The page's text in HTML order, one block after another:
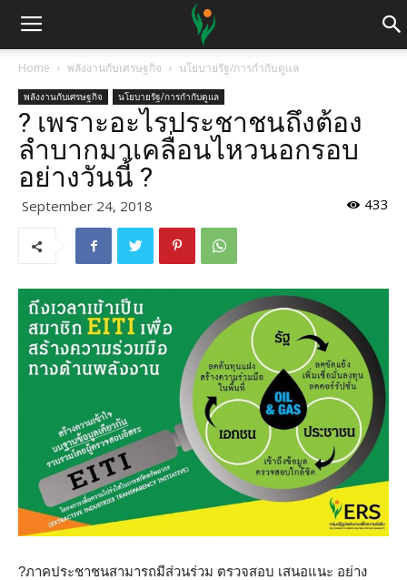
Home พลังงานกับเศรษฐกิจ นโยบายรัฐ/การกำกับดูแล
พลังงานกับเศรษฐกิจ นโยบายรัฐ/การกำกับดูแล
? เพราะอะไรประชาชนถึงต้อง
ลำบากมาเคลื่อนไหวนอกรอบ
อย่างวันนี้ ?
September 24, 2018 433
?️ภาคประชาชนสามารถมีส่วนร่วม ตรวจสอบ เสนอแนะ อย่าง